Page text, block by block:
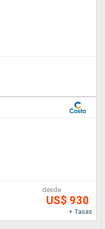
desde
US$ 930
+ Tasas